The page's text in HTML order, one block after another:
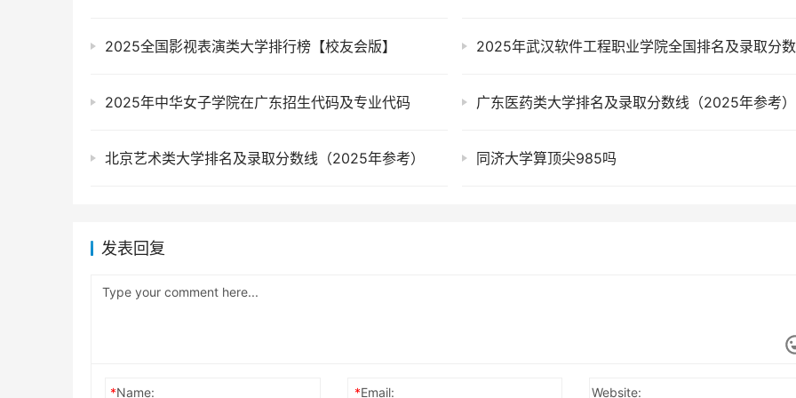
2025全国影视表演类大学排行榜【校友会版】 2025年武汉软件工程职业学院全国排名及录取分
2025年中华女子学院在广东招生代码及专业代码 广东医药类大学排名及录取分数线（2025年参考）
北京艺术类大学排名及录取分数线（2025年参考） 同济大学算顶尖985吗
发表回复
*Name: *Email: Website: